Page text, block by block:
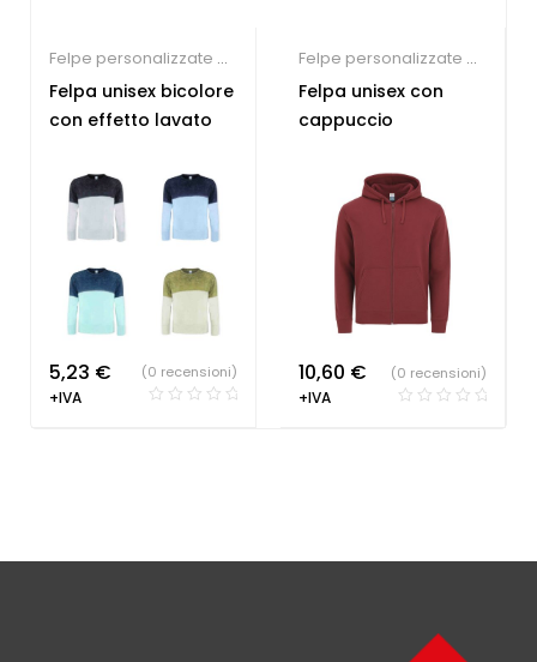
Felpe personalizzate on
line
Felpa unisex bicolore
con effetto lavato
5,23 €
+IVA
(0 recensioni)
Felpe personalizzate on
line
Felpa unisex con
cappuccio
10,60 €
+IVA
(0 recensioni)